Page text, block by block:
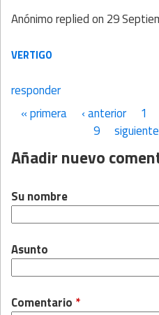
Anónimoreplied on 29
VERTIGO
responder
Páginas
« primera ‹ anterior 1
9
Añadir nuevo
Su nombre
Asunto
Comentario *